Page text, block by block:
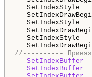
SetIndexStyle
SetIndexStyle
SetIndexStyle
//----------
SetIndexBuffer
SetIndexBuffer